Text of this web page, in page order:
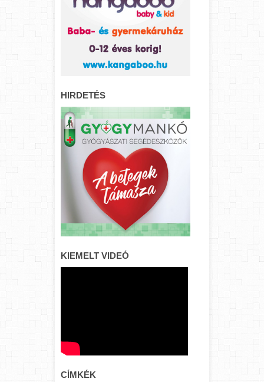
HIRDETÉS
KIEMELT VIDEÓ
CÍMKÉK